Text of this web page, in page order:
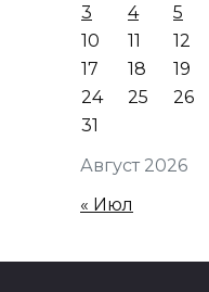
Август 2026
3
4 5
10
11 12
17
18 19
24
25 26
31
« Июл